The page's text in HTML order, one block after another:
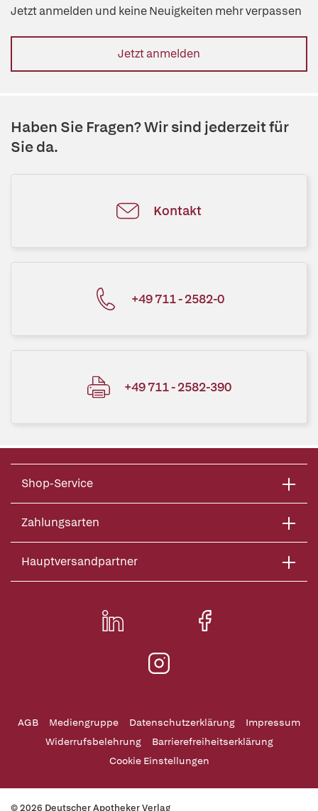
Jetzt anmelden und keine Neuigkeiten mehr verpassen
Jetzt anmelden
Haben Sie Fragen? Wir sind jederzeit für
Sie da.
Kontakt
+49 711 - 2582-0
+49 711 - 2582-390
Shop-Service
Zahlungsarten
Hauptversandpartner
AGB Mediengruppe Datenschutzerklärung
Impressum
Widerrufsbelehrung
Barrierefreiheitserklärung
Cookie Einstellungen
© 2026 Deutscher Apotheker Verlag